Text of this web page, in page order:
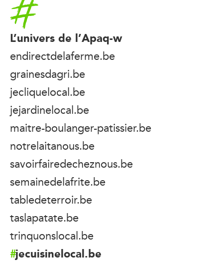
L’univers de l’Apaq-w
endirectdelaferme.be
grainesdagri.be
jecliquelocal.be
jejardinelocal.be
maitre-boulanger-patissier.be
notrelaitanous.be
savoirfairedecheznous.be
semainedelafrite.be
tabledeterroir.be
taslapatate.be
trinquonslocal.be
jecuisinelocal.be